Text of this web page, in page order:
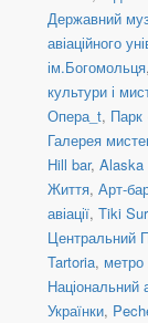
Державний
авіаційного
ім.Богомольця,
культури і
Опера_t, Парк
Галерея
Hill bar, Alaska
Життя, Арт-
авіації, Tiki
Центральний
Tartoria, метро
Національний
Українки,